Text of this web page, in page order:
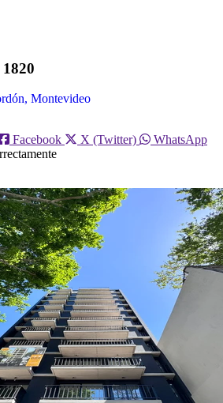
Montevideo
Facebook X (Twitter)
WhatsApp